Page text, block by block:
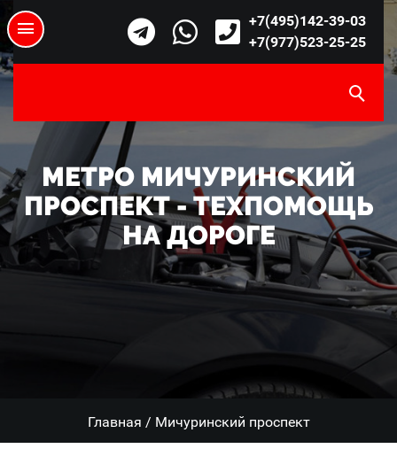
МЕТРО МИЧУРИНСКИЙ
ПРОСПЕКТ - ТЕХПОМОЩЬ
НА ДОРОГЕ
Главная / Мичуринский проспект
+7(495)142-39-03
+7(977)523-25-25